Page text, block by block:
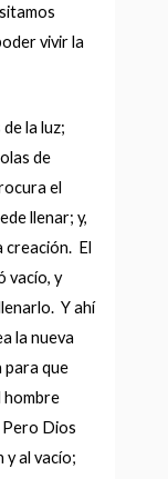
vivir la
la luz;
de
el
llenar; y,
creación. El
vacío, y
Y ahí
la nueva
para que
hombre
Pero Dios
y al vacío;